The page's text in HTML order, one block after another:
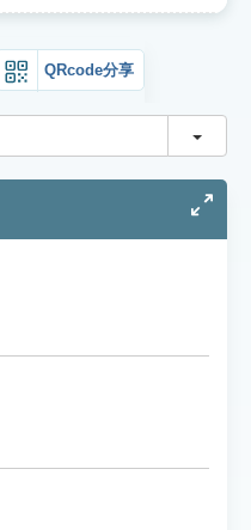
QRcode分享
切換